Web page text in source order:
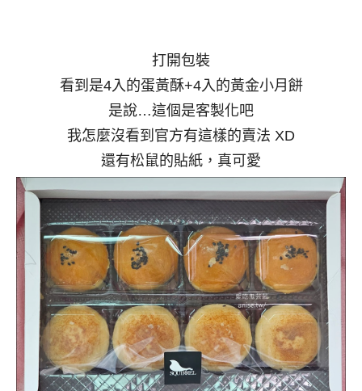
打開包裝
看到是4入的蛋黃酥+4入的黃金小月餅
是說…這個是客製化吧
我怎麼沒看到官方有這樣的賣法 XD
還有松鼠的貼紙，真可愛